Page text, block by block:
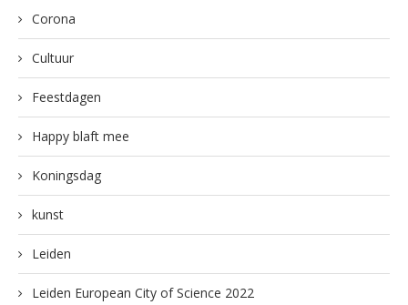
Corona
Cultuur
Feestdagen
Happy blaft mee
Koningsdag
kunst
Leiden
Leiden European City of Science 2022